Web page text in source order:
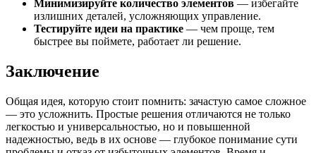
Минимизируйте количество элементов — избегайте
излишних деталей, усложняющих управление.
Тестируйте идеи на практике — чем проще, тем
быстрее вы поймете, работает ли решение.
Заключение
Общая идея, которую стоит помнить: зачастую самое сложное
— это усложнить. Простые решения отличаются не только
легкостью и универсальностью, но и повышенной
надежностью, ведь в их основе — глубокое понимание сути